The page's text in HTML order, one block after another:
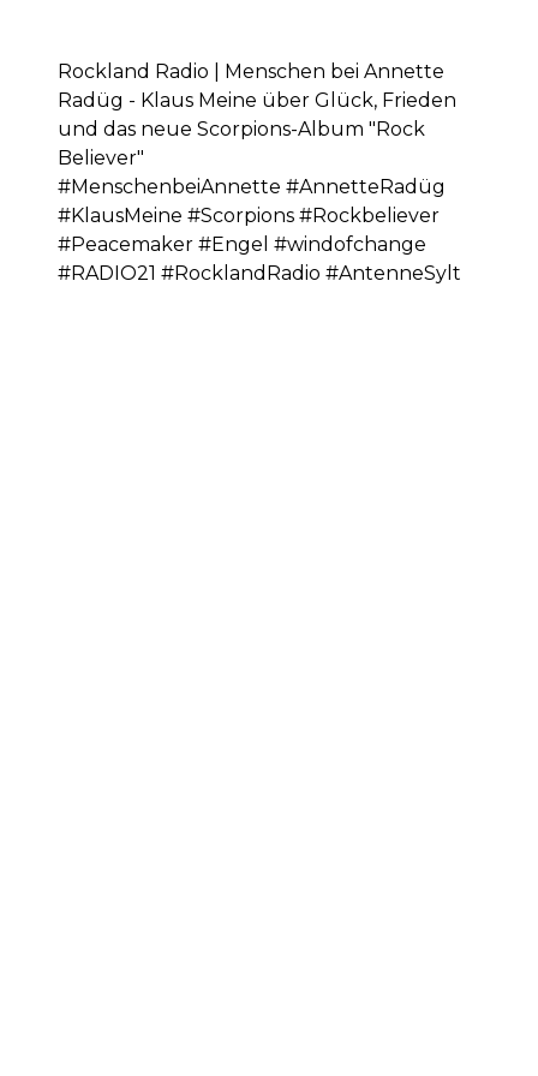
Rockland Radio | Menschen bei Annette
Radüg - Klaus Meine über Glück, Frieden
und das neue Scorpions-Album "Rock
Believer"
#MenschenbeiAnnette #AnnetteRadüg
#KlausMeine #Scorpions #Rockbeliever
#Peacemaker #Engel #windofchange
#RADIO21 #RocklandRadio #AntenneSylt